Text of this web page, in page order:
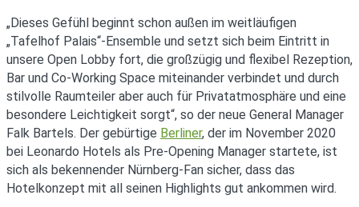
„Dieses Gefühl beginnt schon außen im weitläufigen
„Tafelhof Palais“-Ensemble und setzt sich beim Eintritt in
unsere Open Lobby fort, die großzügig und flexibel Rezeption,
Bar und Co-Working Space miteinander verbindet und durch
stilvolle Raumteiler aber auch für Privatatmosphäre und eine
besondere Leichtigkeit sorgt“, so der neue General Manager
Falk Bartels. Der gebürtige Berliner, der im November 2020
bei Leonardo Hotels als Pre-Opening Manager startete, ist
sich als bekennender Nürnberg-Fan sicher, dass das
Hotelkonzept mit all seinen Highlights gut ankommen wird.